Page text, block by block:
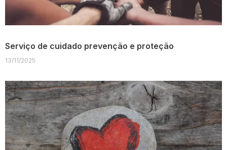
Serviço de cuidado prevenção e proteção
13/11/2025